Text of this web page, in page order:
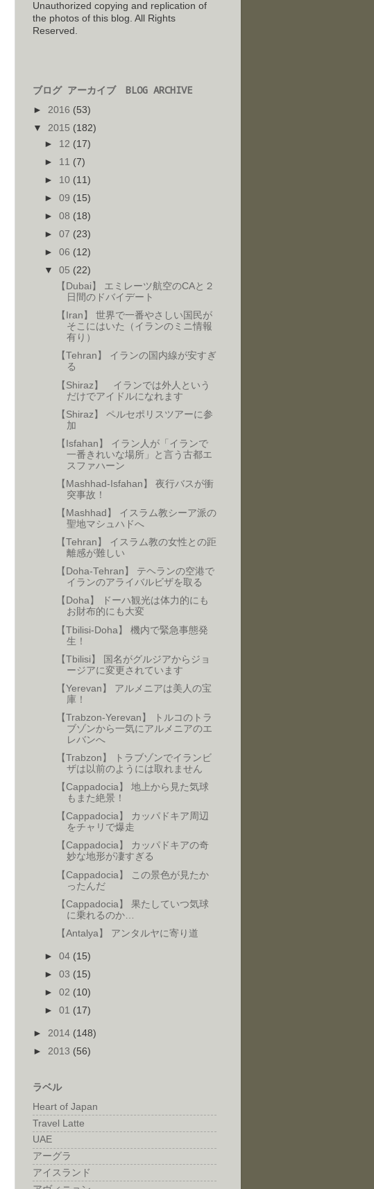
Unauthorized copying and replication of
the photos of this blog. All Rights
Reserved.
ブログ アーカイブ BLOG ARCHIVE
► 2016 (53)
▼ 2015 (182)
► 12 (17)
► 11 (7)
► 10 (11)
►09 (15)
►08 (18)
►07 (23)
►06 (12)
▼05 (22)
【Dubai】 エミレーツ航空のCAと２
日間のドバイデート
【Iran】 世界で一番やさしい国民が
そこにはいた（イランのミニ情報
有り）
【Tehran】 イランの国内線が安すぎ
る
【Shiraz】 イランでは外人という
だけでアイドルになれます
【Shiraz】 ペルセポリスツアーに参
加
【Isfahan】 イラン人が「イランで
一番きれいな場所」と言う古都エ
スファハーン
【Mashhad-Isfahan】 夜行バスが衝
突事故！
【Mashhad】 イスラム教シーア派の
聖地マシュハドへ
【Tehran】 イスラム教の女性との距
離感が難しい
【Doha-Tehran】 テヘランの空港で
イランのアライバルビザを取る
【Doha】 ドーハ観光は体力的にも
お財布的にも大変
【Tbilisi-Doha】 機内で緊急事態発
生！
【Tbilisi】 国名がグルジアからジョ
ージアに変更されています
【Yerevan】 アルメニアは美人の宝
庫！
【Trabzon-Yerevan】 トルコのトラ
ブゾンから一気にアルメニアのエ
レバンへ
【Trabzon】 トラブゾンでイランビ
ザは以前のようには取れません
【Cappadocia】 地上から見た気球
もまた絶景！
【Cappadocia】 カッパドキア周辺
をチャリで爆走
【Cappadocia】 カッパドキアの奇
妙な地形が凄すぎる
【Cappadocia】 この景色が見たか
ったんだ
【Cappadocia】 果たしていつ気球
に乗れるのか…
【Antalya】 アンタルヤに寄り道
►04 (15)
►03 (15)
►02 (10)
►01 (17)
► 2014 (148)
► 2013 (56)
ラベル
Heart of Japan
Travel Latte
UAE
アーグラ
アイスランド